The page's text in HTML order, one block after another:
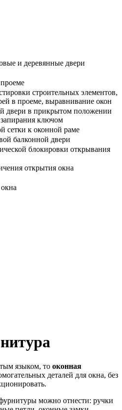
и деревянные двери
строительных элементов,
в проеме, выравнивание окон
двери в прикрытом положении
ключом
сетки к оконной раме
балконной двери
блокировки открывания
открытия окна
языком, то оконная
деталей для окна, без
можно отнести: ручки